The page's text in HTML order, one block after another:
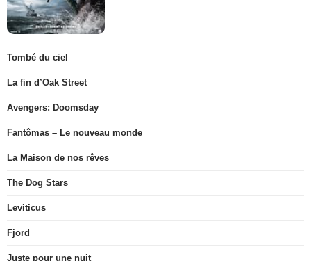
Tombé du ciel
La fin d’Oak Street
Avengers: Doomsday
Fantômas – Le nouveau monde
La Maison de nos rêves
The Dog Stars
Leviticus
Fjord
Juste pour une nuit